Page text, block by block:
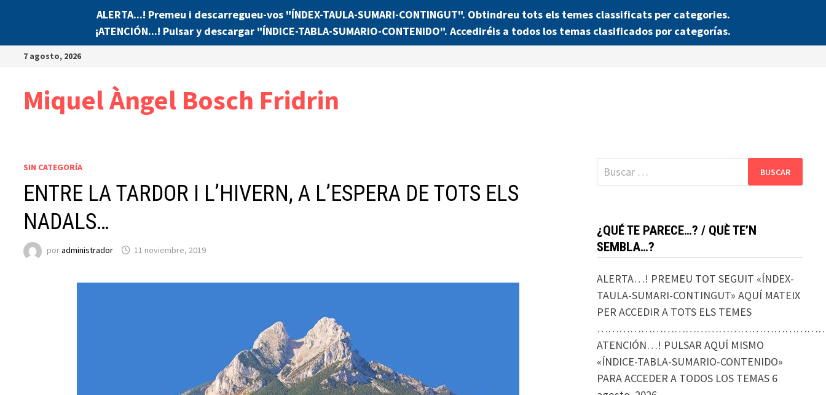
ALERTA...! Premeu i descarregueu-vos "ÍNDEX-TAULA-SUMARI-CONTINGUT". Obtindreu tots els temes classificats per categories.
¡ATENCIÓN...! Pulsar y descargar "ÍNDICE-TABLA-SUMARIO-CONTENIDO". Accediréis a todos los temas clasificados por categorías.
Saltar7 agosto, 2026
Miquel Àngel Bosch Fridrin
SIN CATEGORÍA
ENTRE LA TARDOR I L’HIVERN, A L’ESPERA DE TOTS ELS
NADALS…
poradministrador 11 noviembre, 2019
Buscar:
¿QUÉ TE PARECE…? / QUÈ TE’N
SEMBLA…?
ALERTA…! PREMEU TOT SEGUIT «ÍNDEX-
TAULA-SUMARI-CONTINGUT» AQUÍ MATEIX
PER ACCEDIR A TOTS ELS TEMES
ATENCIÓN…! PULSAR AQUÍ MISMO
«ÍNDICE-TABLA-SUMARIO-CONTENIDO»
PARA ACCEDER A TODOS LOS TEMAS 6